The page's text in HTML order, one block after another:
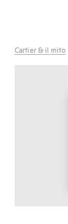
Cartier & il mito